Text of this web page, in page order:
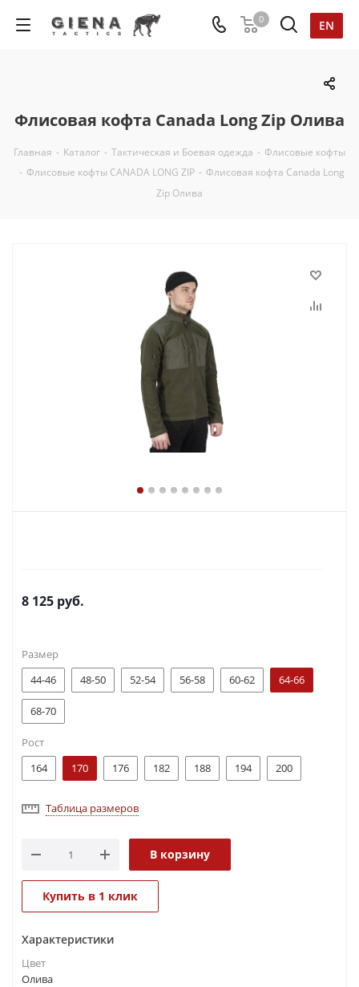
EN
0
Флисовая кофта Canada Long Zip Олива
Главная - Каталог - Тактическая и Боевая одежда - Флисовые кофты
- Флисовые кофты CANADA LONG ZIP - Флисовая кофта Canada Long
Zip Олива
8 125 руб.
Размер
44-46
48-50 52-54 56-58 60-62 64-66
68-70
Рост
164
170 176 182 188 194 200
Таблица размеров
В корзину
Купить в 1 клик
Характеристики
Цвет
Олива